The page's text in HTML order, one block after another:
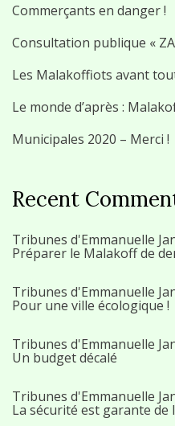
Commerçants en danger !
Consultation publique «
Les Malakoffiots avant
Le monde d’après :
Municipales 2020 – Merci !
Recent
Tribunes d'Emmanuelle
Préparer le Malakoff de
Tribunes d'Emmanuelle
Pour une ville écologique !
Tribunes d'Emmanuelle
Un budget décalé
Tribunes d'Emmanuelle
La sécurité est garante de